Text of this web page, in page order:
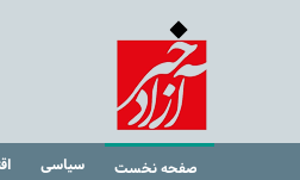
صفحه نخست سیاسی